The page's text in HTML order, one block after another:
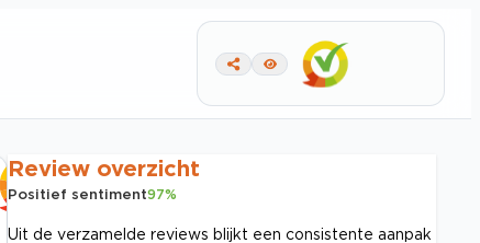
Review overzicht
Positief sentiment97%
Uit de verzamelde reviews blijkt een consistente aanpak